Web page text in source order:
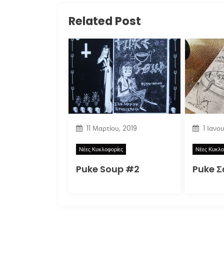
Related Post
11 Μαρτίου, 2019
Νέες Κυκλοφορίες
Puke Soup #2
1
Νέες